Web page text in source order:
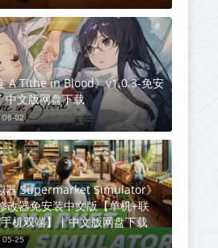
A Tithe in Blood》v1.0.3-免安
中文版网盘下载
06-02
器 Supermarket Simulator》
改器免安装中文版【单机+联
机双端】丨中文版网盘下载
05-25